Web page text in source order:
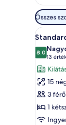
álló
szűrők
Összes
A
szoba
összes
képének
szoba
4
8,010-ből
13
(13
15
3
1